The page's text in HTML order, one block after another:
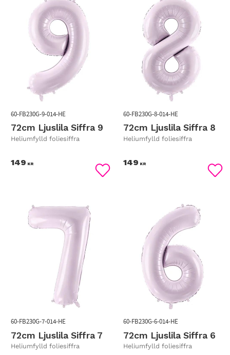
72cm Ljuslila Siffra 9
Heliumfylld foliesiffra
60-FB230G-9-014-HE
149 KR
Lägg till i favoriter
72cm Ljuslila Siffra 8
Heliumfylld foliesiffra
60-FB230G-8-014-HE
149 KR
72cm Ljuslila Siffra 7
Heliumfylld foliesiffra
60-FB230G-7-014-HE
72cm Ljuslila Siffra 6
Heliumfylld foliesiffra
60-FB230G-6-014-HE